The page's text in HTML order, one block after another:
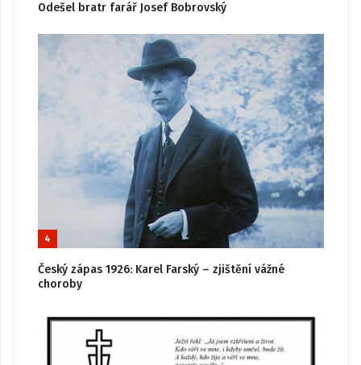
Odešel bratr farář Josef Bobrovský
4
Český zápas 1926: Karel Farský – zjištění vážné
choroby